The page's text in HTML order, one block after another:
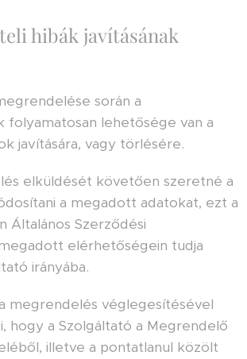
hibák javításának
során a
folyamatosan lehetősége van a
javítására, vagy törlésére.
elküldését követően szeretné a
a megadott adatokat, ezt a
Általános Szerződési
elérhetőségein tudja
irányába.
megrendelés véglegesítésével
hogy a Szolgáltató a Megrendelő
illetve a pontatlanul közölt